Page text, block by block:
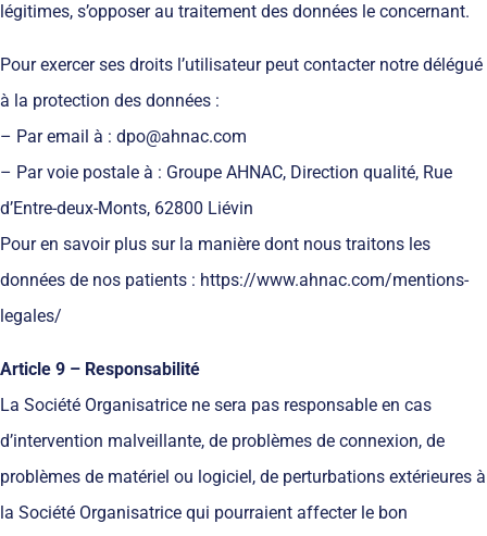
légitimes, s’opposer au traitement des données le concernant.
Pour exercer ses droits l’utilisateur peut contacter notre délégué
à la protection des données :
– Par email à : dpo@ahnac.com
– Par voie postale à : Groupe AHNAC, Direction qualité, Rue
d’Entre-deux-Monts, 62800 Liévin
Pour en savoir plus sur la manière dont nous traitons les
données de nos patients : https://www.ahnac.com/mentions-
legales/
Article 9 – Responsabilité
La Société Organisatrice ne sera pas responsable en cas
d’intervention malveillante, de problèmes de connexion, de
problèmes de matériel ou logiciel, de perturbations extérieures à
la Société Organisatrice qui pourraient affecter le bon